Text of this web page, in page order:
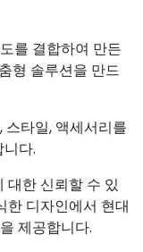
를 결합하여 만든
형 솔루션을 만드
타일, 액세서리를
다.
대한 신뢰할 수 있
한 디자인에서 현대
제공합니다.